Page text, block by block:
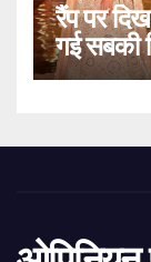
रैंप पर
गई सबकी